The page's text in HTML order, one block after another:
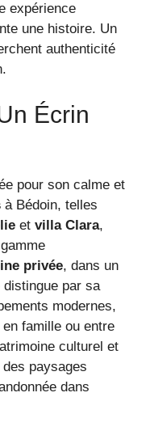
expérience
une histoire. Un
authenticité
Écrin
pour son calme et
à Bédoin, telles
et villa Clara,
privée, dans un
par sa
modernes,
famille ou entre
culturel et
paysages
dans